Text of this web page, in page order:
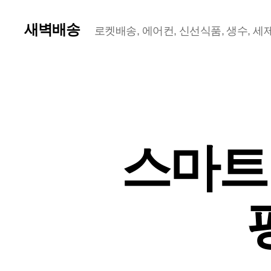
새벽배송 로켓배송, 에어컨, 신선식품, 생수, 세
스마